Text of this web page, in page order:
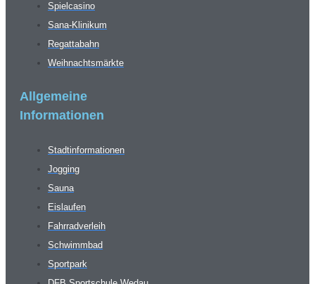
Spielcasino
Sana-Klinikum
Regattabahn
Weihnachtsmärkte
Allgemeine
Informationen
Stadtinformationen
Jogging
Sauna
Eislaufen
Fahrradverleih
Schwimmbad
Sportpark